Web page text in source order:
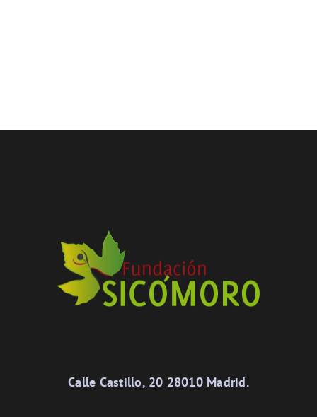
Calle Castillo, 20 28010 Madrid.